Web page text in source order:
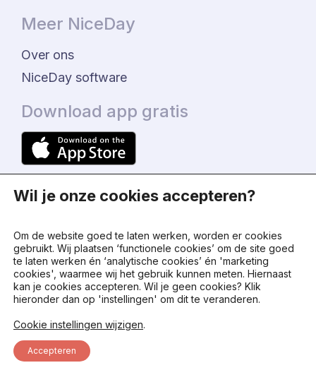
Meer NiceDay
Over ons
NiceDay software
Download app gratis
© 2024 - NiceDay Nederland
Status
Wil je onze cookies accepteren?
Om de website goed te laten werken, worden er cookies
gebruikt. Wij plaatsen ‘functionele cookies’ om de site goed
te laten werken én ‘analytische cookies’ én 'marketing
cookies', waarmee wij het gebruik kunnen meten. Hiernaast
kan je cookies accepteren. Wil je geen cookies? Klik
hieronder dan op 'instellingen' om dit te veranderen.
Cookie instellingen wijzigen.
Accepteren